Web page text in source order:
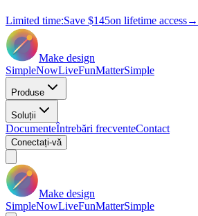
Limited time:Save $145on lifetime access→
Make design
SimpleNowLiveFunMatterSimple
Produse
Soluții
DocumenteÎntrebări frecventeContact
Conectați-vă
Make design
SimpleNowLiveFunMatterSimple